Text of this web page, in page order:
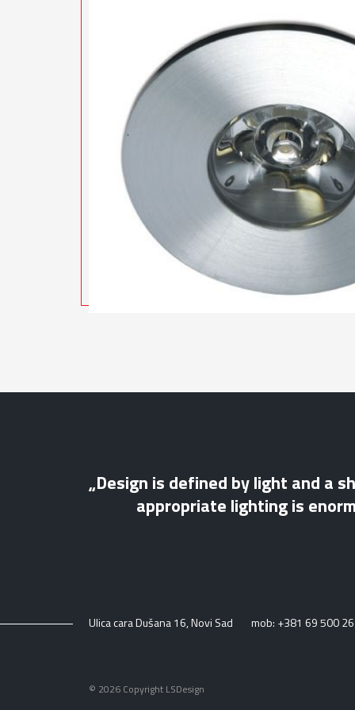
„Design is defined by light and a
appropriate lighting is
Ulica cara Dušana 16, Novi Sad mob: +381 69 500
© 2026 Copyright LSDesign